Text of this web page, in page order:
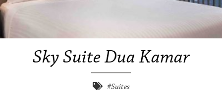
Sky Suite Dua Kamar
#Suites